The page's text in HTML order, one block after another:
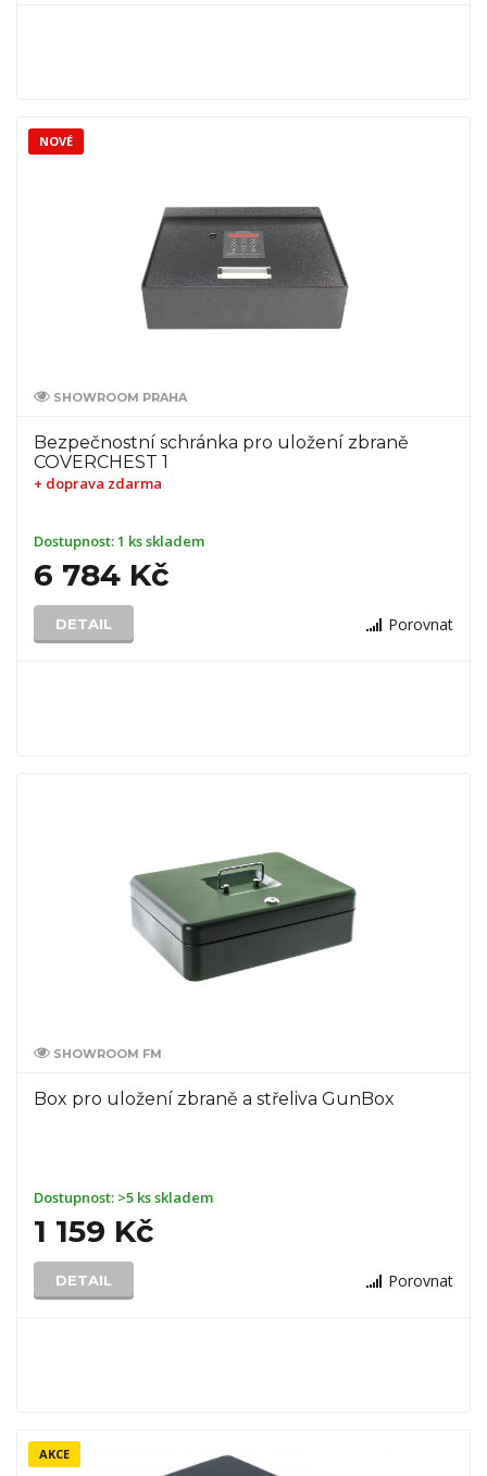
SHOWROOM PRAHA
Bezpečnostní schránka pro uložení zbraně
COVERCHEST 1
+ doprava zdarma
Dostupnost:1 ks skladem
6 784 Kč
DETAIL Porovnat
NOVÉ
SHOWROOM FM
Box pro uložení zbraně a střeliva GunBox
Dostupnost: >5 ks skladem
1 159 Kč
DETAIL Porovnat
AKCE